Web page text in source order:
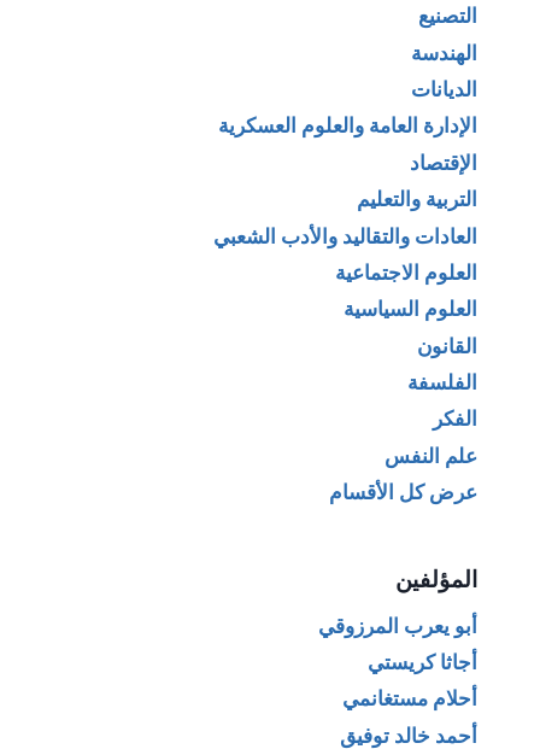
التصنيع
الهندسة
الديانات
الإدارة العامة والعلوم العسكرية
الإقتصاد
التربية والتعليم
العادات والتقاليد والأدب الشعبي
العلوم الاجتماعية
العلوم السياسية
القانون
الفلسفة
الفكر
علم النفس
عرض كل الأقسام
المؤلفين
أبو يعرب المرزوقي
أجاثا كريستي
أحلام مستغانمي
أحمد خالد توفيق